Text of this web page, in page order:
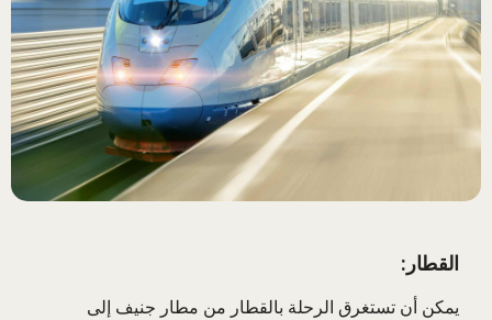
القطار:
يمكن أن تستغرق الرحلة بالقطار من مطار جنيف إلى